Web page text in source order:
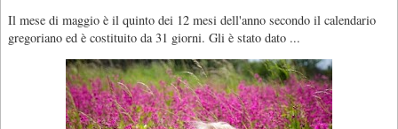
Il mese di maggio è il quinto dei 12 mesi dell'anno secondo il calendario
gregoriano ed è costituito da 31 giorni. Gli è stato dato ...